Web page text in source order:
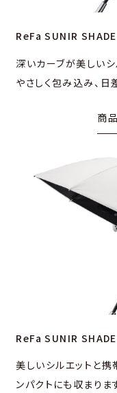
ReFa SUNIR
深いカーブが美しい
やさしく包み込み、⽇
商
ReFa SUNIR
美しいシルエットと
ンパクトにも収まりま